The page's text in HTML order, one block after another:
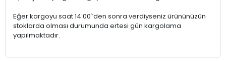
Eğer kargoyu saat 14:00`den sonra verdiyseniz ürününüzün
stoklarda olması durumunda ertesi gün kargolama
yapılmaktadır.